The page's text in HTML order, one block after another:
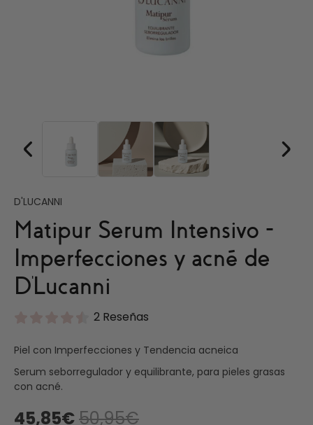
D'LUCANNI
Matipur Serum Intensivo -
Imperfecciones y acné de
D'Lucanni
2 Reseñas
Piel con Imperfecciones y Tendencia acneica
Serum seborregulador y equilibrante, para pieles grasas
con acné.
45,85€50,95€